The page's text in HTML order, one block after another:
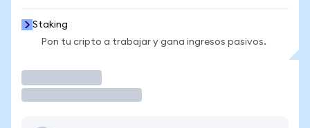
Staking
Pon tu cripto a trabajar y gana ingresos pasivos.